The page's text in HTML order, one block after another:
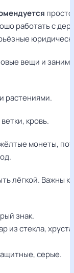
работать с
вещи и
растениями.
кровь.
монеты,
лёгкой. Важны
знак.
из стекла,
серые.